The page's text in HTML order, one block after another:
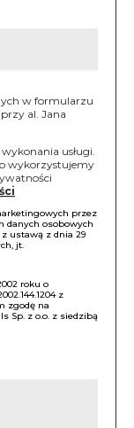
w formularzu
al. Jana
usługi.
wykorzystujemy
przez
danych osobowych
ustawą z dnia 29
jt.
roku o
z
zgodę na
Sp. z o.o. z siedzibą